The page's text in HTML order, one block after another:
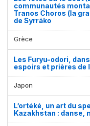
communautés
Tranos Choros (la
de Syrráko
Grèce
Les Furyu-odori,
espoirs et prières de
Japon
L’ortéké, un art du
Kazakhstan : danse,